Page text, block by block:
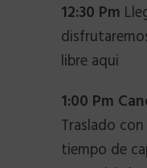
12:30 Pm
libre aqui
1:00 Pm
Traslado
tiempo de